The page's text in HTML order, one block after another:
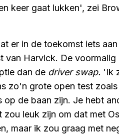
keer gaat lukken', zei
er in de toekomst iets
van Harvick. De
dan de driver swap. 'Ik
zo'n grote open test
de baan zijn. Je hebt
leuk zijn om dat met
maar ik zou graag met